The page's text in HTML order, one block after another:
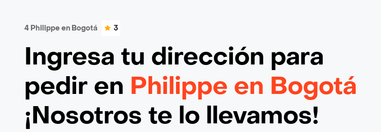
4 Philippe en Bogotá 3
Ingresa tu dirección para
pedir en Philippe en Bogotá
¡Nosotros te lo llevamos!